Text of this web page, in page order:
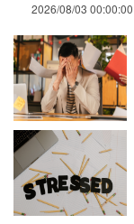
2026/08/03 00:00:00